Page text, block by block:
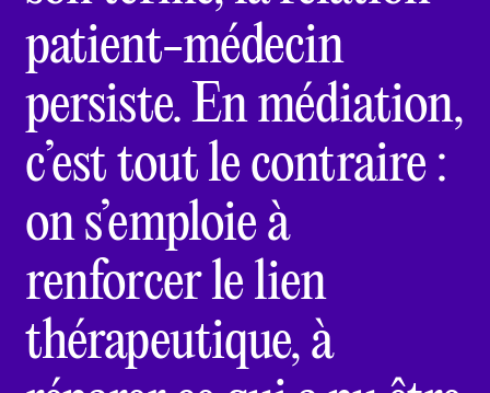
patient-médecin
persiste. En médiation,
c’est tout le contraire :
on s’emploie à
renforcer le lien
thérapeutique, à